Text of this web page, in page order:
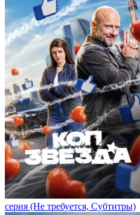
серия (Не требуется, Субтитры)